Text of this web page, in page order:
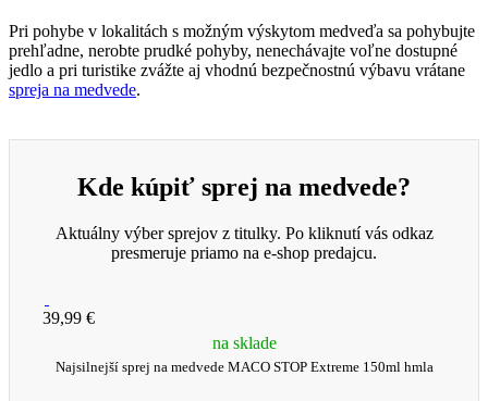
Pri pohybe v lokalitách s možným výskytom medveďa sa pohybujte
prehľadne, nerobte prudké pohyby, nenechávajte voľne dostupné
jedlo a pri turistike zvážte aj vhodnú bezpečnostnú výbavu vrátane
spreja na medvede.
Kde kúpiť sprej na medvede?
Aktuálny výber sprejov z titulky. Po kliknutí vás odkaz
presmeruje priamo na e-shop predajcu.
39,99 €
na sklade
Najsilnejší sprej na medvede MACO STOP Extreme 150ml hmla